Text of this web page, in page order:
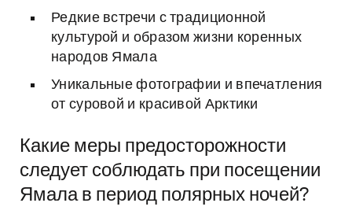
Редкие встречи с традиционной
культурой и образом жизни коренных
народов Ямала
Уникальные фотографии и впечатления
от суровой и красивой Арктики
Какие меры предосторожности
следует соблюдать при посещении
Ямала в период полярных ночей?